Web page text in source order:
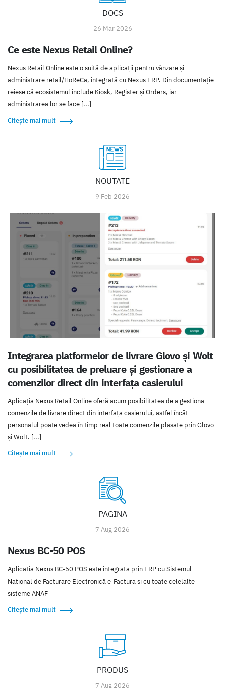
DOCS
26 Mar 2026
Ce este Nexus Retail Online?
Nexus Retail Online este o suită de aplicații pentru vânzare și
administrare retail/HoReCa, integrată cu Nexus ERP. Din documentație
reiese că ecosistemul include Kiosk, Register și Orders, iar
administrarea lor se face [...]
Citește mai mult
NOUTATE
9 Feb 2026
Integrarea platformelor de livrare Glovo și Wolt
cu posibilitatea de preluare și gestionare a
comenzilor direct din interfața casierului
Aplicația Nexus Retail Online oferă acum posibilitatea de a gestiona
comenzile de livrare direct din interfața casierului, astfel încât
personalul poate vedea în timp real toate comenzile plasate prin Glovo
și Wolt. [...]
Citește mai mult
PAGINA
7 Aug 2026
Nexus BC-50 POS
Aplicatia Nexus BC-50 POS este integrata prin ERP cu Sistemul
National de Facturare Electronică e-Factura si cu toate celelalte
sisteme ANAF
Citește mai mult
PRODUS
7 Aug 2026